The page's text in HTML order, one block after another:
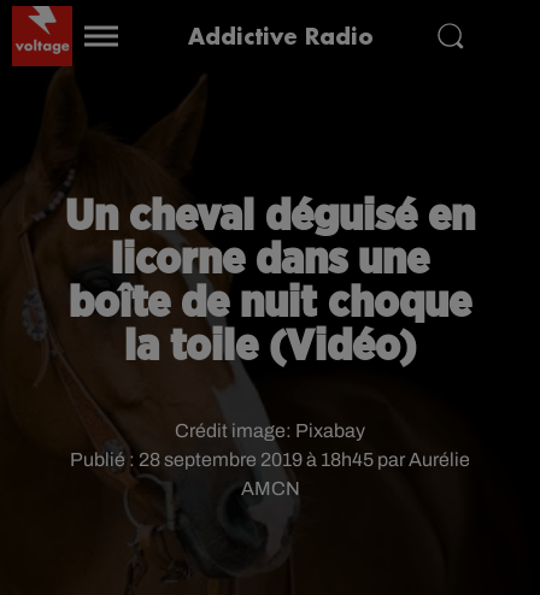
Addictive Radio
Un cheval déguisé en
licorne dans une
boîte de nuit choque
la toile (Vidéo)
Publié : 28 septembre 2019 à 18h45 par Aurélie
AMCN
Crédit image: Pixabay